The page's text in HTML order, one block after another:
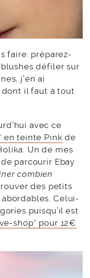
faire: préparez-
défiler sur
j’en ai
il faut à tout
avec ce
en teinte Pink de
Un de mes
parcourir Ebay
combien
des petits
Celui-
puisqu’il est
shop” pour 12€